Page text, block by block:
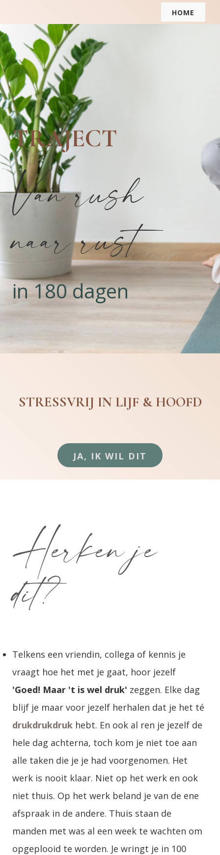
HOME
TRAJECT
Van rush
naar rust
in 180 dagen
STRESSVRIJ IN LIJF & HOOFD
JA, IK WIL DIT
Herken je
dit?
Telkens een vriendin, collega of kennis je
vraagt hoe het met je gaat, hoor jezelf
'Goed! Maar 't is wel druk' zeggen. Elke dag
blijf je maar voor jezelf herhalen dat je het té
drukdrukdruk hebt. En ook al ren je jezelf de
hele dag achterna, toch kom je niet toe aan
alle taken die je je had voorgenomen. Het
werk is nooit klaar. Niet op het werk en ook
niet thuis. Op het werk beland je van de ene
afspraak in de andere. Thuis staan de
manden met was al een week te wachten om
opgeplooid te worden. Je wringt je in 100